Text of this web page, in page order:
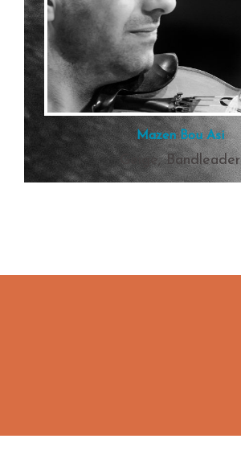
Mazen Bou Asi
Geige, Bandleader